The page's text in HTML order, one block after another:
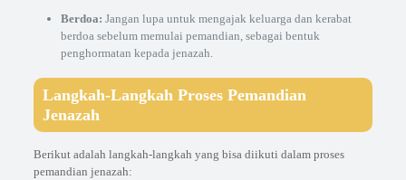
Berdoa: Jangan lupa untuk mengajak keluarga dan kerabat
berdoa sebelum memulai pemandian, sebagai bentuk
penghormatan kepada jenazah.
Langkah-Langkah Proses Pemandian
Jenazah
Berikut adalah langkah-langkah yang bisa diikuti dalam proses
pemandian jenazah: